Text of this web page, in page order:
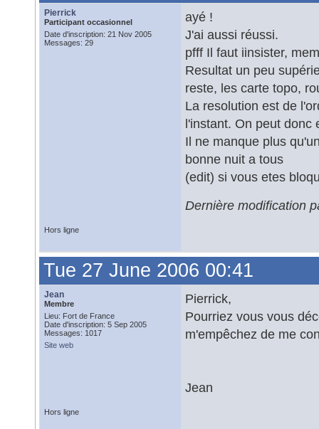
Pierrick
Participant occasionnel
Date d'inscription: 21 Nov 2005
Messages: 29
ayé !
J'ai aussi réussi.
pfff Il faut iinsister,
Resultat un peu
reste, les carte topo,
La resolution est de
l'instant. On peut donc
Il ne manque plus
bonne nuit a tous
(edit) si vous etes
Dernière modification
Hors ligne
Tue 27 June 2006 00:41
Jean
Membre
Lieu: Fort de France
Date d'inscription: 5 Sep 2005
Messages: 1017
Site web
Pierrick,
Pourriez vous vous
m'empêchez de me
Jean
Hors ligne